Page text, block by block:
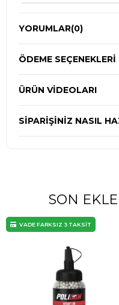
YORUMLAR(0)
ÖDEME SEÇENEKLERI
ÜRÜN VIDEOLARI
SIPARIŞINIZ NASIL
SON
VADE FARKSIZ 3 TAKSİT